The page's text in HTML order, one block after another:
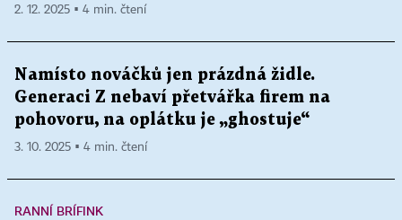
2. 12. 2025 ▪ 4 min. čtení
Namísto nováčků jen prázdná židle.
Generaci Z nebaví přetvářka firem na
pohovoru, na oplátku je „ghostuje“
3. 10. 2025 ▪ 4 min. čtení
RANNÍ BRÍFINK